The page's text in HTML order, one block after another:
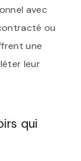
avec
ou
une
leur
qui